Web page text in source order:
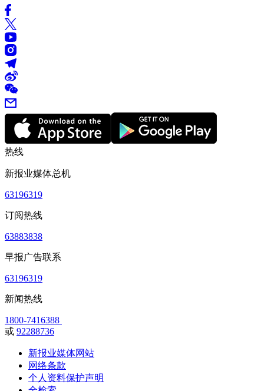
热线
新报业媒体总机
63196319
订阅热线
63883838
早报广告联系
63196319
新闻热线
1800-7416388
或 92288736
新报业媒体网站
网络条款
个人资料保护声明